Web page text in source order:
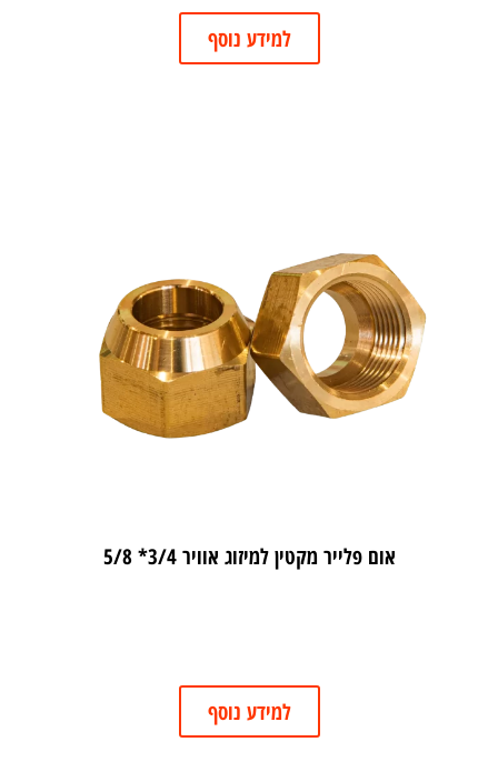
למידע נוסף
אום פלייר מקטין למיזוג אוויר 3/4* 5/8
למידע נוסף